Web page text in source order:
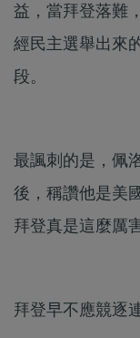
益，當拜登落難
經民主選舉出來
段。
最諷刺的是，佩
後，稱讚他是美
拜登真是這麼厲
拜登早不應競逐